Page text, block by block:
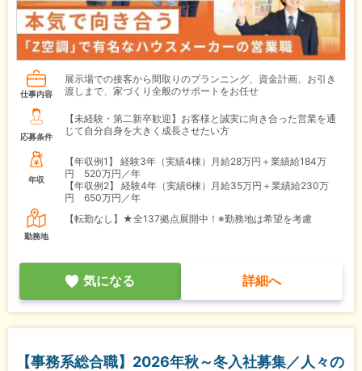
仕事内容
展示場での接客から間取りのプランニング、資金計画、お引き
渡しまで、家づくり全般のサポートをお任せ
応募条件
【未経験・第二新卒歓迎】お客様と誠実に向き合った営業を通
じて自分自身を大きく成長させたい方
年収
【年収例1】
経験3年（実績4棟）月給28万円＋業績給184万
円 520万円／年
【年収例2】
経験4年（実績6棟）月給35万円＋業績給230万
円 650万円／年
勤務地
【転勤なし】★全137拠点展開中！※勤務地は希望を考慮
気になる 詳細へ
【事務系総合職】2026年秋～冬入社募集／人々の